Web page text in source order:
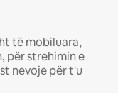
të mobiluara,
për strehimin e
nevoje për t'u